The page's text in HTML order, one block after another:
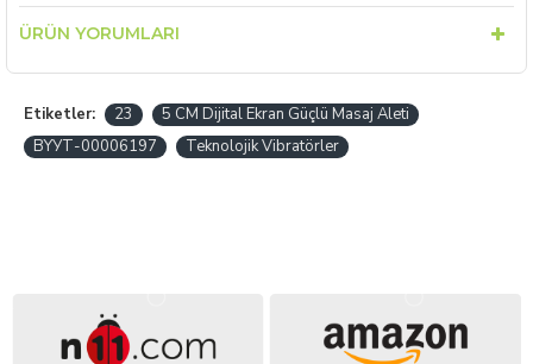
ÜRÜN YORUMLARI
Etiketler: 23
5 CM Dijital Ekran Güçlü Masaj Aleti
BYУТ-00006197
Teknolojik Vibratörler